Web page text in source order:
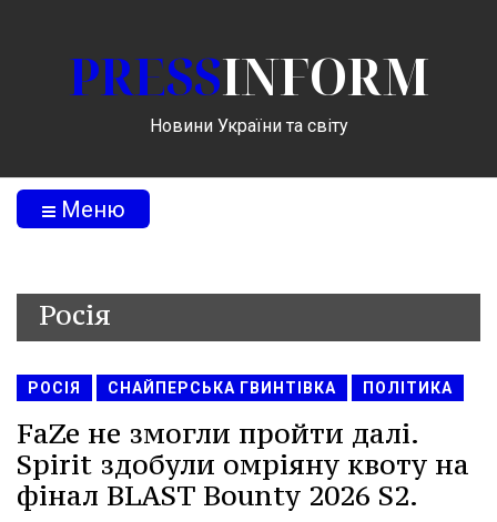
PRESSINFORM
Новини України та світу
Меню
Росія
РОСІЯ СНАЙПЕРСЬКА ГВИНТІВКА ПОЛІТИКА
FaZe не змогли пройти далі.
Spirit здобули омріяну квоту на
фінал BLAST Bounty 2026 S2.